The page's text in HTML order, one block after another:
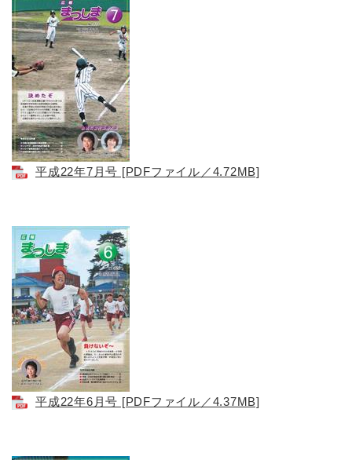
平成22年7月号 [PDFファイル／4.72MB]
平成22年6月号 [PDFファイル／4.37MB]